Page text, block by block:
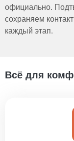
официально.
сохраняем
каждый этап.
Всё для